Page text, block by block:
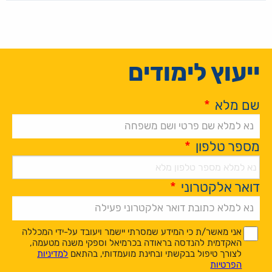
ייעוץ לימודים
שם מלא *
מספר טלפון *
דואר אלקטרוני *
*
*
אני מאשר/ת כי המידע שמסרתי יישמר ויעובד על-ידי המכללה
האקדמית להנדסה בראודה בכרמיאל וספקי משנה מטעמה,
לצורך טיפול בבקשתי ובחינת מועמדותי, בהתאם למדיניות
הפרטיות
Alternative: